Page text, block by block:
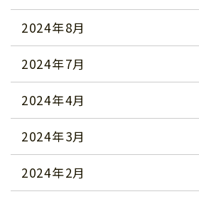
2024年8月
2024年7月
2024年4月
2024年3月
2024年2月